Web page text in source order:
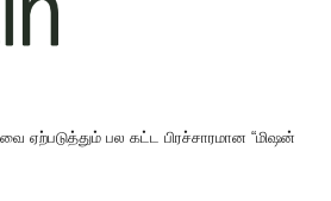
ஏற்படுத்தும் பல கட்ட பிரச்சாரமான “மிஷன்